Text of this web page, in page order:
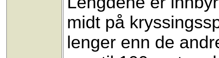
midt på
lenger enn de